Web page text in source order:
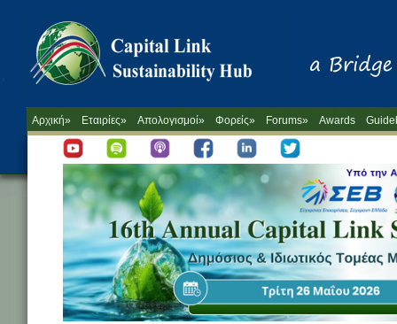
Αρχική» Εταιρίες» Απολογισμοί» Φορείς» Forums» Awards